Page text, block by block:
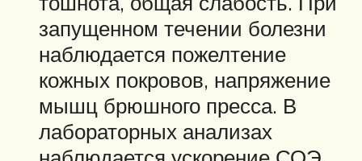
запущенном течении болезни
наблюдается пожелтение
кожных покровов, напряжение
мышц брюшного пресса. В
лабораторных анализах